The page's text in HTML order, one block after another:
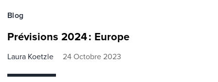
Blog
Prévisions 2024 : Europe
Laura Koetzle 24 Octobre 2023